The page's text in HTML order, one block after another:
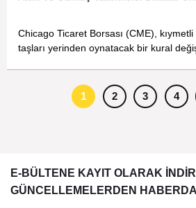
Chicago Ticaret Borsası (CME),
taşları yerinden oynatacak bir kural
1 2 3 4
E-BÜLTENE KAYIT OLARAK
GÜNCELLEMELERDEN